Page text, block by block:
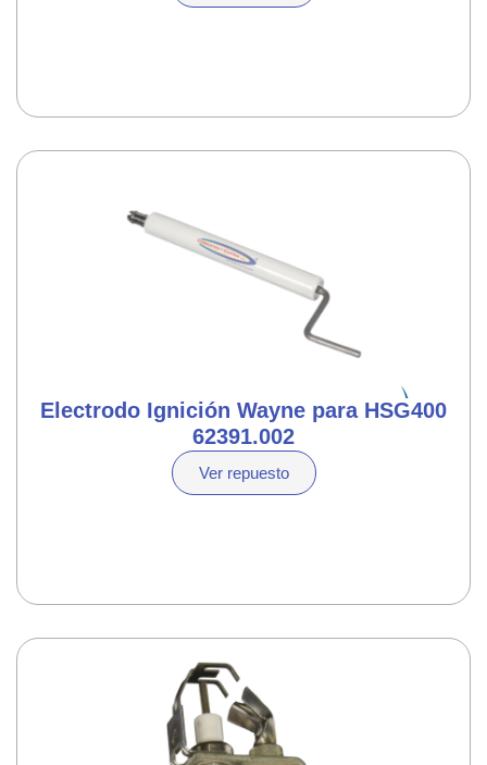
Electrodo Ignición Wayne para HSG400
62391.002
Ver repuesto